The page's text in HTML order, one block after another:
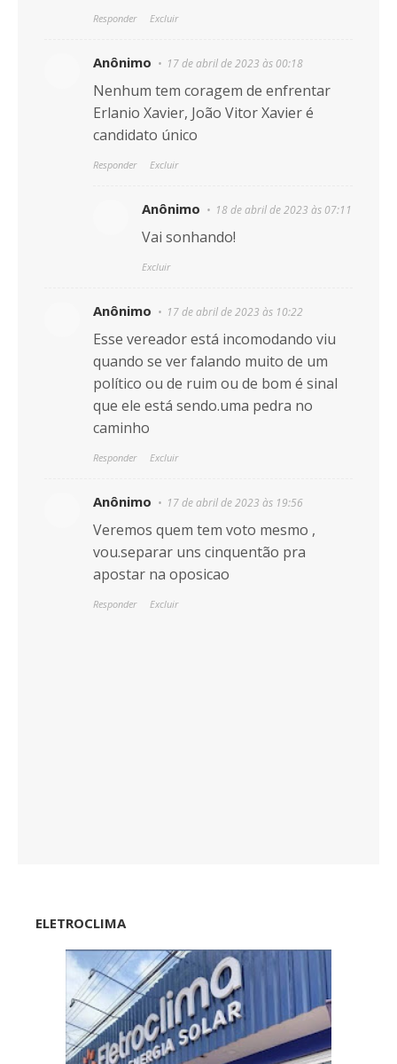
Responder Excluir
Anônimo 17 de abril de 2023 às 00:18
Nenhum tem coragem de enfrentar
Erlanio Xavier, João Vitor Xavier é
candidato único
Responder Excluir
Anônimo 18 de abril de 2023 às 07:11
Vai sonhando!
Excluir
Anônimo 17 de abril de 2023 às 10:22
Esse vereador está incomodando viu
quando se ver falando muito de um
político ou de ruim ou de bom é sinal
que ele está sendo.uma pedra no
caminho
Responder Excluir
Anônimo 17 de abril de 2023 às 19:56
Veremos quem tem voto mesmo ,
vou.separar uns cinquentão pra
apostar na oposicao
Responder Excluir
ELETROCLIMA